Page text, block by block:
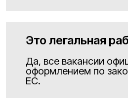
Это легальная
Да, все вакансии
оформлением по
ЕС.